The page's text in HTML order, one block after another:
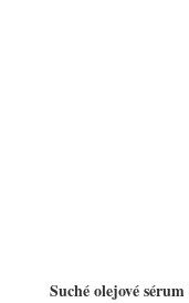
Suché olejové